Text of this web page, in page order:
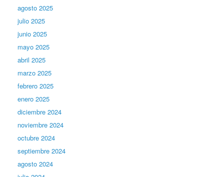
agosto 2025
julio 2025
junio 2025
mayo 2025
abril 2025
marzo 2025
febrero 2025
enero 2025
diciembre 2024
noviembre 2024
octubre 2024
septiembre 2024
agosto 2024